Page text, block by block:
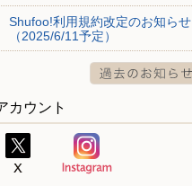
Shufoo!利用規約改定のお知らせ
（2025/6/11予定）
カウント